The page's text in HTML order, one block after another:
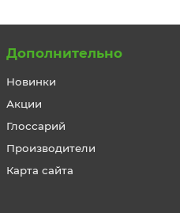
Дополнительно
Новинки
Акции
Глоссарий
Производители
Карта сайта